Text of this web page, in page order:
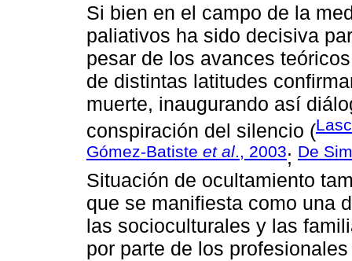
Si bien en el campo de la
paliativos ha sido decisiva
pesar de los avances
de distintas latitudes
muerte, inaugurando así
conspiración del silencio (
Gómez-Batiste et al., 2003; De
Situación de ocultamiento
que se manifiesta como una
las socioculturales y las
por parte de los